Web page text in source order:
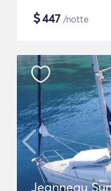
$447 /notte
Jeanneau